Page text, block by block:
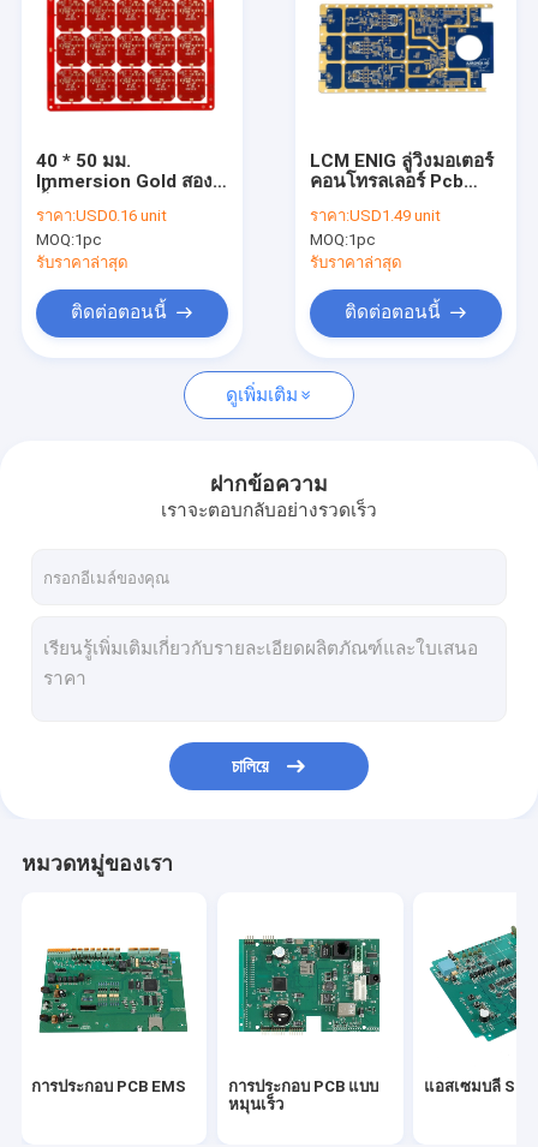
เกี่ยวกับเรา
ทัวร์โรงงาน
ขออ้าง
การประกอบ PCB EMS
การประกอบ PCB แบบหมุนเร็ว
การประกอบ PCB แบบครบวงจร
PCB 2 ชั้น
PCB หลายชั้น
PCB แบบยืดหยุ่น
PCBA ทางการแพทย์
การประกอบ PCB อุตสาหกรรม
40 * 50 มม.
Immersion Gold สอง
จากฮาโลเจนสูงTG
ราคา:USD0.16 unit
MOQ:1pc
รับราคาล่าสุด
ติดต่อตอนนี้
LCM ENIG ลู่วิ่งมอเตอร์
คอนโทรลเลอร์ Pcb
Double Side
ราคา:USD1.49 unit
MOQ:1pc
รับราคาล่าสุด
ติดต่อตอนนี้
ดูเพิ่มเติม
ฝากข้อความ
เราจะตอบกลับอย่างรวดเร็ว
চালিয়ে
หมวดหมู่ของเรา
การประกอบ PCB EMS
การประกอบ PCB แบบ
หมุนเร็ว
แอสเซมบลี